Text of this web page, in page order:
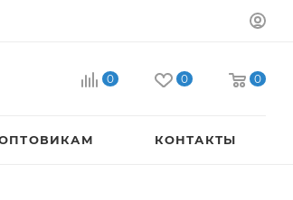
0 0 0
КОНТАКТЫ